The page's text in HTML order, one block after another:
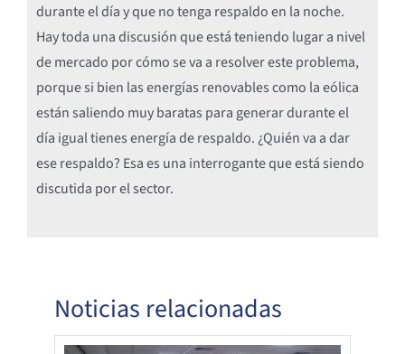
durante el día y que no tenga respaldo en la noche.
Hay toda una discusión que está teniendo lugar a nivel
de mercado por cómo se va a resolver este problema,
porque si bien las energías renovables como la eólica
están saliendo muy baratas para generar durante el
día igual tienes energía de respaldo. ¿Quién va a dar
ese respaldo? Esa es una interrogante que está siendo
discutida por el sector.
Noticias relacionadas